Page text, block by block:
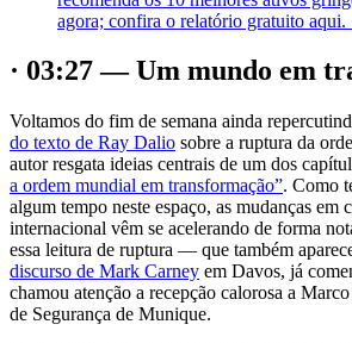
agora; confira o relatório gratuito aqui.
· 03:27 — Um mundo em
Voltamos do fim de semana ainda
do texto de Ray Dalio sobre a ruptura da
autor resgata ideias centrais de um dos
a ordem mundial em transformação”. Como
algum tempo neste espaço, as mudanças em
internacional vêm se acelerando de forma
essa leitura de ruptura — que também
discurso de Mark Carney em Davos, já
chamou atenção a recepção calorosa a
de Segurança de Munique.